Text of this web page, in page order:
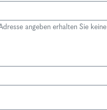
angeben erhalten Sie keine